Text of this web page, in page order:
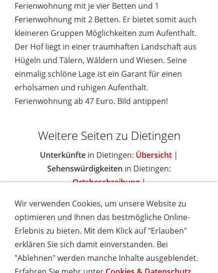
Ferienwohnung mit je vier Betten und 1
Ferienwohnung mit 2 Betten. Er bietet somit auch
kleineren Gruppen Möglichkeiten zum Aufenthalt.
Der Hof liegt in einer traumhaften Landschaft aus
Hügeln und Tälern, Wäldern und Wiesen. Seine
einmalig schlöne Lage ist ein Garant für einen
erholsamen und ruhigen Aufenthalt.
Ferienwohnung ab 47 Euro. Bild antippen!
Weitere Seiten zu Dietingen
Unterkünfte in Dietingen: Übersicht |
Sehenswürdigkeiten in Dietingen:
Ortsbeschreibung|
IMPRESSUM COOKIES & DATENSCHUTZ
AGB
TOURISMUSHELD
WISSENSWERT
NEWSLETTER
Wir verwenden Cookies, um unsere Website zu
optimieren und Ihnen das bestmögliche Online-
Erlebnis zu bieten. Mit dem Klick auf "Erlauben"
erklären Sie sich damit einverstanden. Bei
"Ablehnen" werden manche Inhalte ausgeblendet.